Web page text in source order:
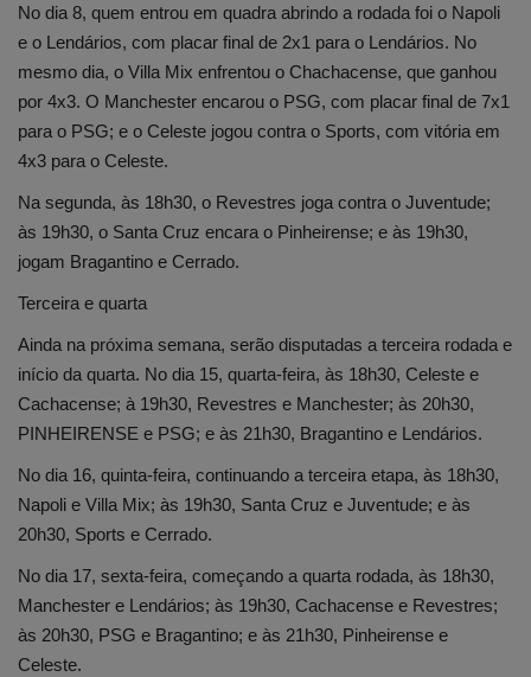
No dia 8, quem entrou em quadra abrindo a rodada foi o Napoli
e o Lendários, com placar final de 2x1 para o Lendários. No
mesmo dia, o Villa Mix enfrentou o Chachacense, que ganhou
por 4x3. O Manchester encarou o PSG, com placar final de 7x1
para o PSG; e o Celeste jogou contra o Sports, com vitória em
4x3 para o Celeste.
Na segunda, às 18h30, o Revestres joga contra o Juventude;
às 19h30, o Santa Cruz encara o Pinheirense; e às 19h30,
jogam Bragantino e Cerrado.
Terceira e quarta
Ainda na próxima semana, serão disputadas a terceira rodada e
início da quarta. No dia 15, quarta-feira, às 18h30, Celeste e
Cachacense; à 19h30, Revestres e Manchester; às 20h30,
PINHEIRENSE e PSG; e às 21h30, Bragantino e Lendários.
No dia 16, quinta-feira, continuando a terceira etapa, às 18h30,
Napoli e Villa Mix; às 19h30, Santa Cruz e Juventude; e às
20h30, Sports e Cerrado.
No dia 17, sexta-feira, começando a quarta rodada, às 18h30,
Manchester e Lendários; às 19h30, Cachacense e Revestres;
às 20h30, PSG e Bragantino; e às 21h30, Pinheirense e
Celeste.